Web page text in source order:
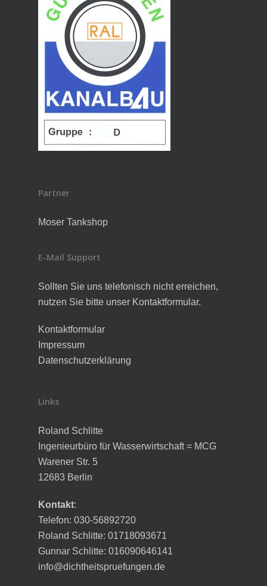
Partner
Moser Tankshop
E-Mail Support
Sollten Sie uns telefonisch nicht erreichen,
nutzen Sie bitte unser Kontaktformular.
Kontaktformular
Impressum
Datenschutzerklärung
Links
Roland Schlitte
Ingenieurbüro für Wasserwirtschaft = MCG
Warener Str. 5
12683 Berlin
Kontakt:
Telefon: 030-56892720
Roland Schlitte: 01718093671
Gunnar Schlitte: 016090646141
info@dichtheitspruefungen.de